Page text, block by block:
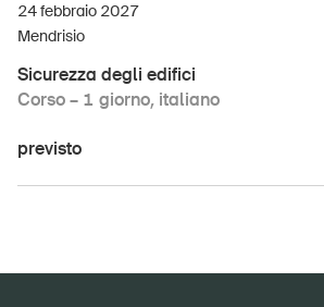
24 febbraio 2027
Mendrisio
Sicurezza degli edifici
Corso – 1 giorno, italiano
previsto